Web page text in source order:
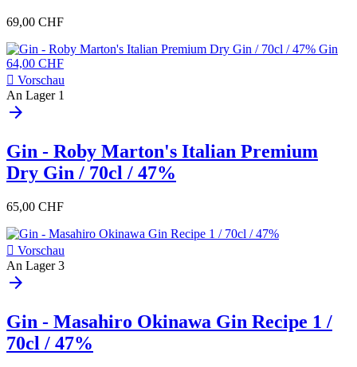
69,00 CHF
 Vorschau
An Lager 1
arrow_forward
Gin - Roby Marton's Italian Premium
Dry Gin / 70cl / 47%
65,00 CHF
 Vorschau
An Lager 3
arrow_forward
Gin - Masahiro Okinawa Gin Recipe 1 /
70cl / 47%